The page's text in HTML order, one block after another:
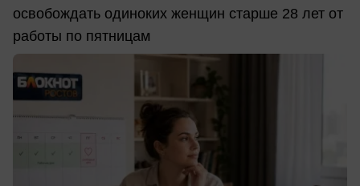
освобождать одиноких женщин старше 28 лет от
работы по пятницам